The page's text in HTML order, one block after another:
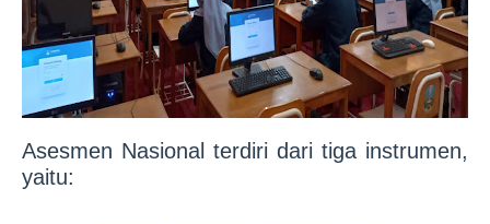
Asesmen Nasional terdiri dari tiga instrumen,
yaitu: